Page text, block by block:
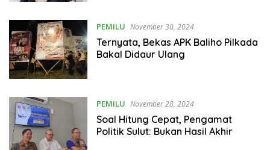
PEMILU November 30, 2024
Ternyata, Bekas APK Baliho Pilkada
Bakal Didaur Ulang
PEMILU November 28, 2024
Soal Hitung Cepat, Pengamat
Politik Sulut: Bukan Hasil Akhir